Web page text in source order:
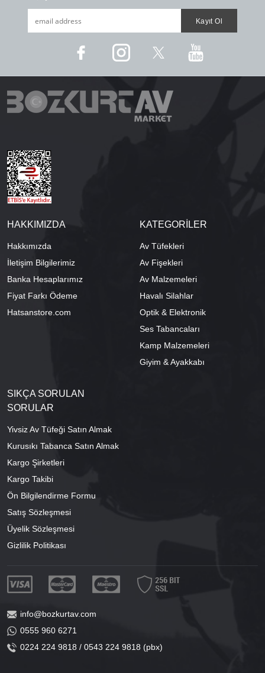
HAKKIMIZDA
Hakkımızda
İletişim Bilgilerimiz
Banka Hesaplarımız
Fiyat Farkı Ödeme
Hatsanstore.com
KATEGORİLER
Av Tüfekleri
Av Fişekleri
Av Malzemeleri
Havalı Silahlar
Optik & Elektronik
Ses Tabancaları
Kamp Malzemeleri
Giyim & Ayakkabı
SIKÇA SORULAN
SORULAR
Yivsiz Av Tüfeği Satın Almak
Kurusıkı Tabanca Satın Almak
Kargo Şirketleri
Kargo Takibi
Ön Bilgilendirme Formu
Satış Sözleşmesi
Üyelik Sözleşmesi
Gizlilik Politikası
info@bozkurtav.com
0555 960 6271
0224 224 9818 / 0543 224 9818 (pbx)